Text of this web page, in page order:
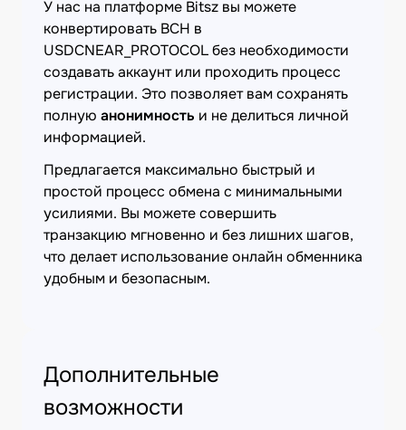
У нас на платформе Bitsz вы можете
конвертировать BCH в
USDCNEAR_PROTOCOL без необходимости
создавать аккаунт или проходить процесс
регистрации. Это позволяет вам сохранять
полную анонимность и не делиться личной
информацией.
Предлагается максимально быстрый и
простой процесс обмена с минимальными
усилиями. Вы можете совершить
транзакцию мгновенно и без лишних шагов,
что делает использование онлайн обменника
удобным и безопасным.
Дополнительные
возможности